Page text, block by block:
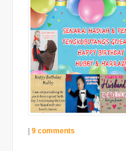
| 9 comments